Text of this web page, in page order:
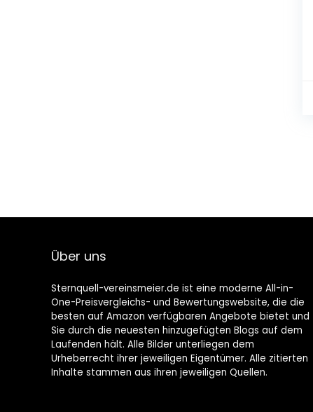
Über uns
Sternquell-vereinsmeier.de ist eine moderne All-in-
One-Preisvergleichs- und Bewertungswebsite, die die
besten auf Amazon verfügbaren Angebote bietet und
Sie durch die neuesten hinzugefügten Blogs auf dem
Laufenden hält. Alle Bilder unterliegen dem
Urheberrecht ihrer jeweiligen Eigentümer. Alle zitierten
Inhalte stammen aus ihren jeweiligen Quellen.